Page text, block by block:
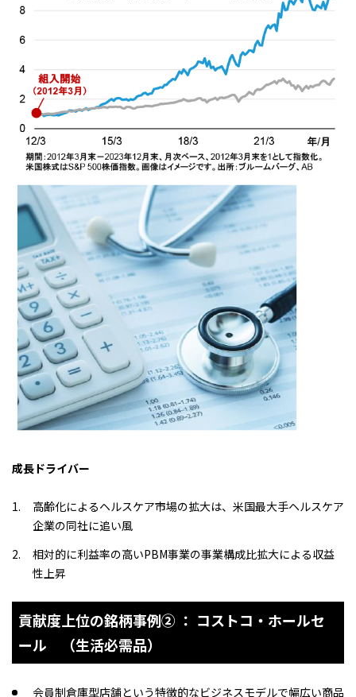
成長ドライバー
高齢化によるヘルスケア市場の拡大は、米国最大手ヘルスケア
企業の同社に追い風
相対的に利益率の高いPBM事業の事業構成比拡大による収益
性上昇
貢献度上位の銘柄事例➁ ： コストコ・ホールセ
ール （生活必需品）
会員制倉庫型店舗という特徴的なビジネスモデルで幅広い商品